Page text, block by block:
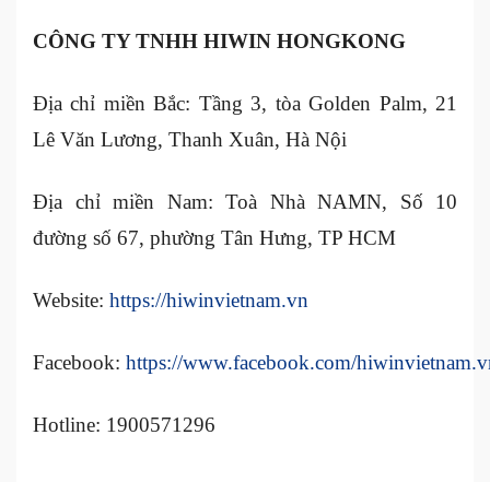
CÔNG TY TNHH HIWIN HONGKONG
Địa chỉ miền Bắc: Tầng 3, tòa Golden Palm, 21
Lê Văn Lương, Thanh Xuân, Hà Nội
Địa chỉ miền Nam: Toà Nhà NAMN, Số 10
đường số 67, phường Tân Hưng, TP HCM
Website: https://hiwinvietnam.vn
Facebook: https://www.facebook.com/
Hotline: 1900571296